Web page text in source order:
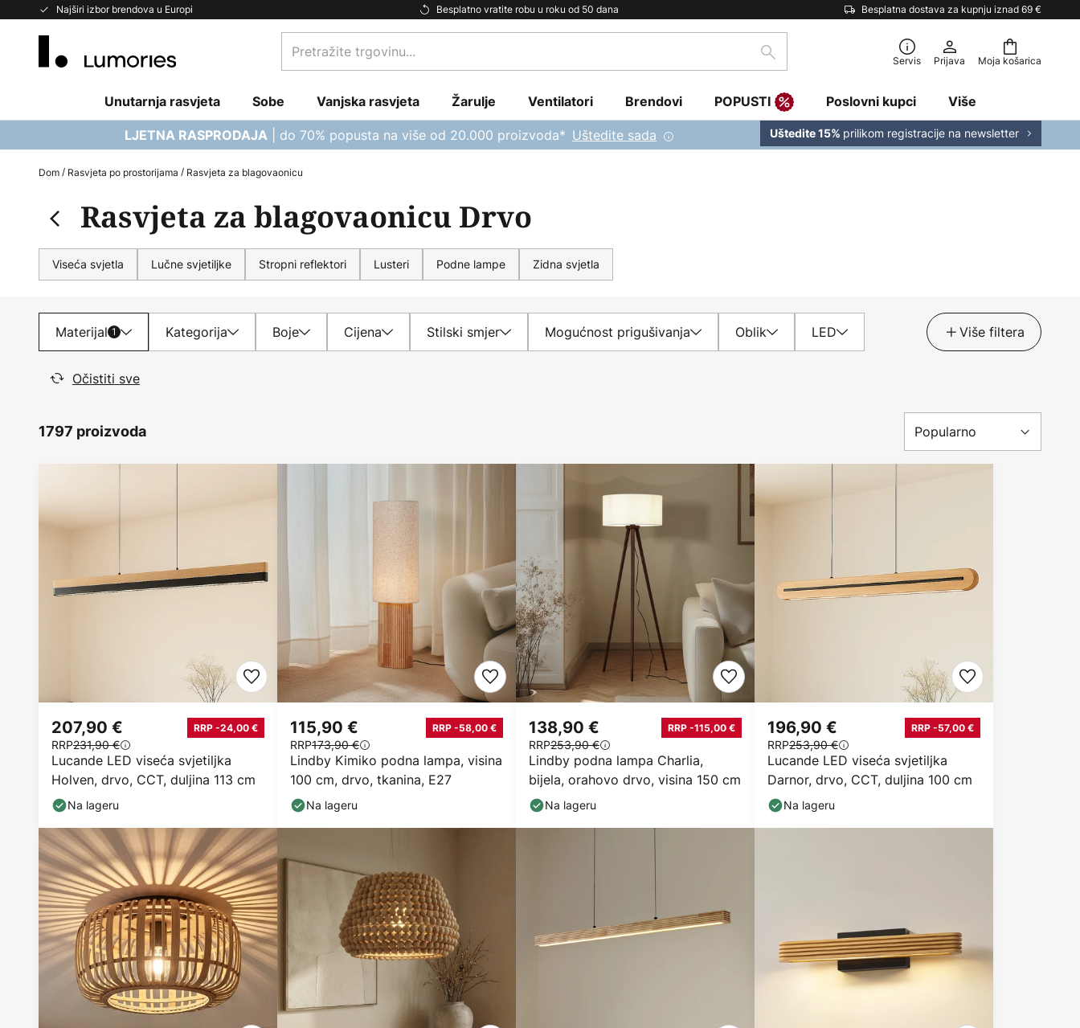
Najširi izbor brendova u Europi Besplatno vratite robu u roku od 50 dana Besplatna dostava za kupnju iznad 69 €
Skip
Moja košarica
Pretražite
trgovinu...
traži Servis Prijava
Unutarnja rasvjeta Sobe Vanjska rasvjeta Žarulje Ventilatori Brendovi POPUSTI Poslovni kupci Više
LJETNA RASPRODAJA | do 70% popusta na više od 20.000 proizvoda* Uštedite sada Uštedite 15% prilikom registracije na newsletter
Dom Rasvjeta po prostorijama Rasvjeta za blagovaonicu
Rasvjeta za blagovaonicu Drvo
Viseća svjetla Lučne svjetiljke Stropni reflektori Lusteri Podne lampe Zidna svjetla
Materijal 1 Kategorija Boje Cijena Stilski smjer Mogućnost prigušivanja Oblik LED Više filtera
Očistiti sve
1797 proizvoda
Lucande LED viseća svjetiljka
Holven, drvo, CCT, duljina 113 cm
207,90 € RRP -24,00 €
RRP231,90 €
Na lageru
Lindby Kimiko podna lampa, visina
100 cm, drvo, tkanina, E27
115,90 € RRP -58,00 €
RRP173,90 €
Na lageru
Lindby podna lampa Charlia,
bijela, orahovo drvo, visina 150 cm
138,90 € RRP -115,00 €
RRP253,90 €
Na lageru
Lucande LED viseća svjetiljka
Darnor, drvo, CCT, duljina 100 cm
196,90 € RRP -57,00 €
RRP253,90 €
Na lageru